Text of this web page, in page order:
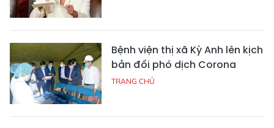
Bệnh viện thị xã Kỳ Anh lên kịch
bản đối phó dịch Corona
TRANG CHỦ